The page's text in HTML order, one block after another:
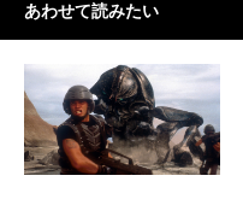
あわせて読みたい